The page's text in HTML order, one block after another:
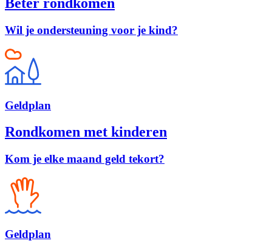
Beter rondkomen
Wil je ondersteuning voor je kind?
Geldplan
Rondkomen met kinderen
Kom je elke maand geld tekort?
Geldplan